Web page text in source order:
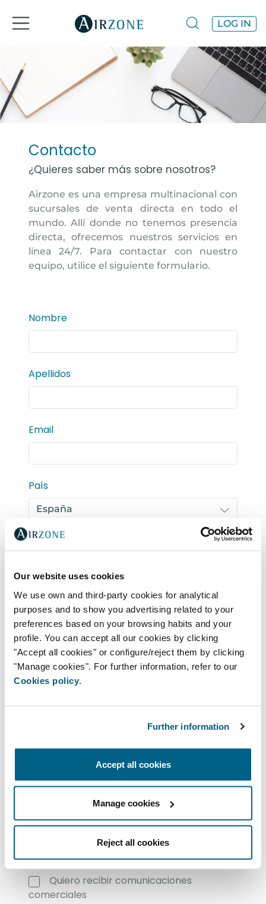
Our website uses cookies
We use own and third-party cookies for analytical
purposes and to show you advertising related to your
preferences based on your browsing habits and your
profile. You can accept all our cookies by clicking
"Accept all cookies" or configure/reject them by clicking
"Manage cookies". For further information, refer to our
Cookies policy.
Further information
Accept all cookies
Manage cookies
Reject all cookies
LOG IN
Contacto
¿Quieres saber más sobre nosotros?
Airzone es una empresa multinacional con
sucursales de venta directa en todo el
mundo. Allí donde no tenemos presencia
directa, ofrecemos nuestros servicios en
línea 24/7. Para contactar con nuestro
equipo, utilice el siguiente formulario.
Nombre
Apellidos
Email
País
Provincia
Estoy preguntando como (profesión)
¿Cómo podemos ayudarte?
Soporte de proyectos
Soporte técnico
Compatibilidades
Quiero recibir comunicaciones
comerciales